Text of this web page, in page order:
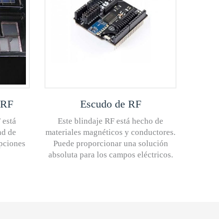
de
Escudo de RF
Este blindaje RF está hecho de
materiales magnéticos y conductores.
Puede proporcionar una solución
absoluta para los campos eléctricos.